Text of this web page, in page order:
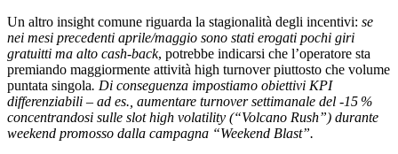
Un altro insight comune riguarda la stagionalità degli incentivi: se
nei mesi precedenti aprile/maggio sono stati erogati pochi giri
gratuitti ma alto cash‑back, potrebbe indicarsi che l’operatore sta
premiando maggiormente attività high turnover piuttosto che volume
puntata singola. Di conseguenza impostiamo obiettivi KPI
differenziabili – ad es., aumentare turnover settimanale del ‑15 %
concentrandosi sulle slot high volatility (“Volcano Rush”) durante
weekend promosso dalla campagna “Weekend Blast”.